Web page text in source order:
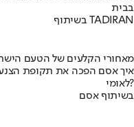
בבית
בשיתוף TADIRAN
מאחורי הקלעים של הטעם
לאומי?
בשיתוף אסם